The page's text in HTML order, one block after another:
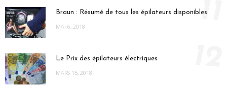
Braun : Résumé de tous les épilateurs disponibles
MAI 6, 2018 11
Le Prix des épilateurs électriques
MARS 15, 2018